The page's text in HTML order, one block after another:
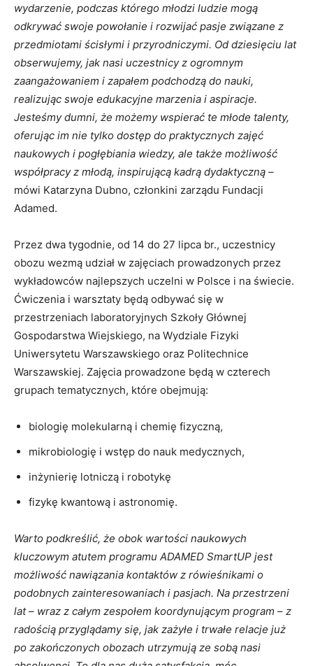
wydarzenie, podczas którego młodzi ludzie mogą
odkrywać swoje powołanie i rozwijać pasje związane z
przedmiotami ścisłymi i przyrodniczymi. Od dziesięciu lat
obserwujemy, jak nasi uczestnicy z ogromnym
zaangażowaniem i zapałem podchodzą do nauki,
realizując swoje edukacyjne marzenia i aspiracje.
Jesteśmy dumni, że możemy wspierać te młode talenty,
oferując im nie tylko dostęp do praktycznych zajęć
naukowych i pogłębiania wiedzy, ale także możliwość
współpracy z młodą, inspirującą kadrą dydaktyczną –
mówi Katarzyna Dubno, członkini zarządu Fundacji
Adamed.
Przez dwa tygodnie, od 14 do 27 lipca br., uczestnicy
obozu wezmą udział w zajęciach prowadzonych przez
wykładowców najlepszych uczelni w Polsce i na świecie.
Ćwiczenia i warsztaty będą odbywać się w
przestrzeniach laboratoryjnych Szkoły Głównej
Gospodarstwa Wiejskiego, na Wydziale Fizyki
Uniwersytetu Warszawskiego oraz Politechnice
Warszawskiej. Zajęcia prowadzone będą w czterech
grupach tematycznych, które obejmują:
biologię molekularną i chemię fizyczną,
mikrobiologię i wstęp do nauk medycznych,
inżynierię lotniczą i robotykę
fizykę kwantową i astronomię.
Warto podkreślić, że obok wartości naukowych
kluczowym atutem programu ADAMED SmartUP jest
możliwość nawiązania kontaktów z rówieśnikami o
podobnych zainteresowaniach i pasjach. Na przestrzeni
lat– wraz z całym zespołem koordynującym program – z
radością przyglądamy się, jak zażyłe i trwałe relacje już
po zakończonych obozach utrzymują ze sobą nasi